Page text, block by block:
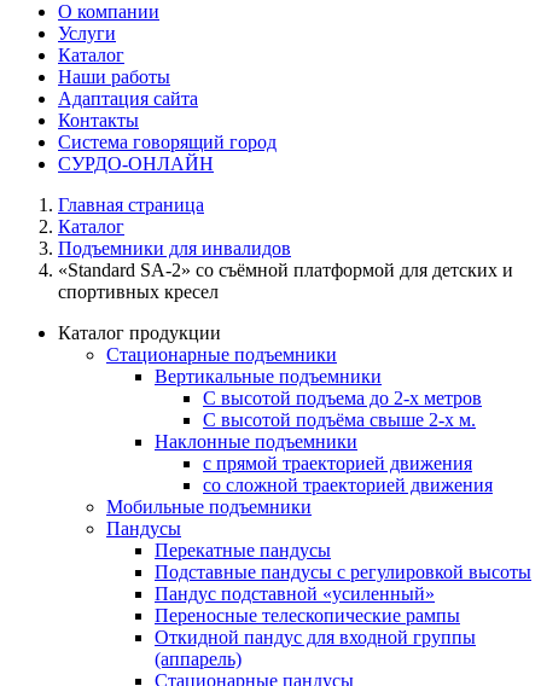
О компании
Услуги
Каталог
Наши работы
Адаптация сайта
Контакты
Система говорящий город
СУРДО-ОНЛАЙН
Главная страница
Каталог
Подъемники для инвалидов
«Standard SA-2» со съёмной платформой для детских и
спортивных кресел
Каталог продукции
Стационарные подъемники
Вертикальные подъемники
С высотой подъема до 2-х метров
С высотой подъёма свыше 2-х м.
Наклонные подъемники
с прямой траекторией движения
со сложной траекторией движения
Мобильные подъемники
Пандусы
Перекатные пандусы
Подставные пандусы с регулировкой выcоты
Пандус подставной «усиленный»
Переносные телескопические рампы
Откидной пандус для входной группы
(аппарель)
Стационарные пандусы